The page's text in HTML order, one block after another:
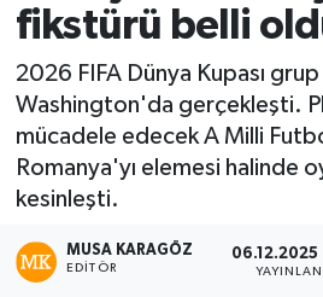
fikstürü belli
2026 FIFA Dünya Kupası
Washington'da gerçekleşti.
mücadele edecek A Milli Futbol
Romanya'yı elemesi halinde
kesinleşti.
MUSA KARAGÖZ
EDITÖR
06.12.2025
Tüm Manşetler
Son Dakika Haberleri
Haber Arşivi